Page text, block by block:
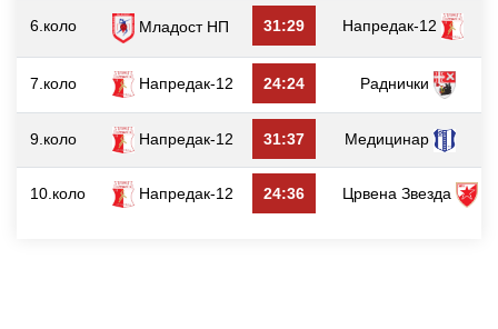
6.коло Младост НП 31:29 Напредак-12
7.коло Напредак-12 24:24 Раднички
9.коло Напредак-12 31:37 Медицинар
10.коло Напредак-12 24:36 Црвена Звезда